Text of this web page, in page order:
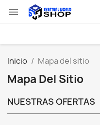

Inicio Mapa del sitio
Mapa Del Sitio
NUESTRAS OFERTAS